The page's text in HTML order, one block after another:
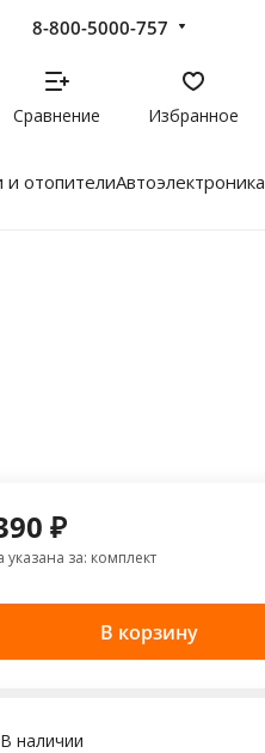
8-800-5000-757
Сравнение Избранное
и отопителиАвтоэлектроника
₽
указана за: комплект
В корзину
В наличии